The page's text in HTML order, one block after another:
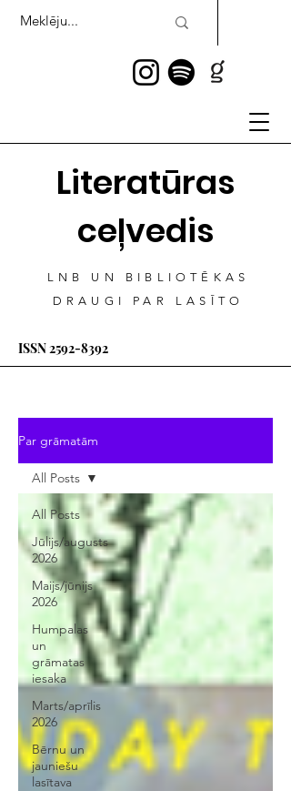
Literatūras
ceļvedis
LNB UN BIBLIOTĒKAS
DRAUGI PAR LASĪTO
ISSN2592-8392
Par grāmatām
All Posts
Jūlijs/augusts
2026
Maijs/jūnijs
2026
Humpalas
un
grāmatas
iesaka
Marts/aprīlis
2026
Bērnu un
jauniešu
lasītava
All Posts